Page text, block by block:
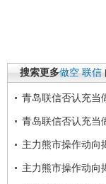
搜索更多做空 联信
青岛联信否认充当
青岛联信否认充当
主力熊市操作动向
主力熊市操作动向